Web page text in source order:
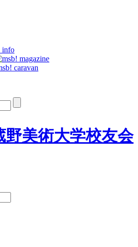
野美術大学校友会